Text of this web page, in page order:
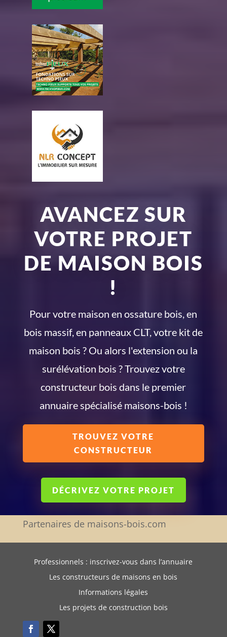
AVANCEZ SUR
VOTRE PROJET
DE MAISON BOIS
!
Pour votre maison en ossature bois, en
bois massif, en panneaux CLT, votre kit de
maison bois ? Ou alors l'extension ou la
surélévation bois ? Trouvez votre
constructeur bois dans le premier
annuaire spécialisé maisons-bois !
TROUVEZ VOTRE
CONSTRUCTEUR
DÉCRIVEZ VOTRE PROJET
Partenaires de maisons-bois.com
Professionnels : inscrivez-vous dans l’annuaire
Les constructeurs de maisons en bois
Informations légales
Les projets de construction bois